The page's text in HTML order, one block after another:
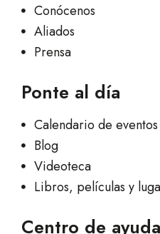
Conócenos
Aliados
Prensa
Ponte al día
Calendario de eventos
Blog
Videoteca
Libros, películas y
Centro de ayuda